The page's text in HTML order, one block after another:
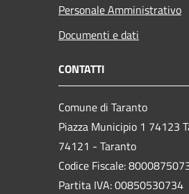
Personale Amministrativo
Documenti e dati
CONTATTI
Comune di Taranto
Piazza Municipio 1 74123
74121 - Taranto
Codice Fiscale:
Partita IVA: 00850530734